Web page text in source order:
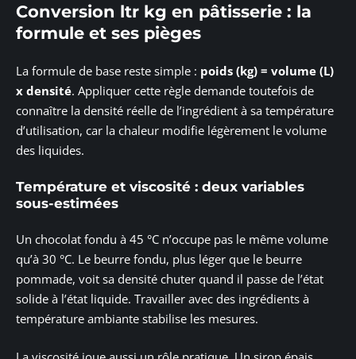
Conversion ltr kg en pâtisserie : la
formule et ses pièges
La formule de base reste simple : poids (kg) = volume (L)
x densité. Appliquer cette règle demande toutefois de
connaître la densité réelle de l’ingrédient à sa température
d’utilisation, car la chaleur modifie légèrement le volume
des liquides.
Température et viscosité : deux variables
sous-estimées
Un chocolat fondu à 45 °C n’occupe pas le même volume
qu’à 30 °C. Le beurre fondu, plus léger que le beurre
pommade, voit sa densité chuter quand il passe de l’état
solide à l’état liquide. Travailler avec des ingrédients à
température ambiante stabilise les mesures.